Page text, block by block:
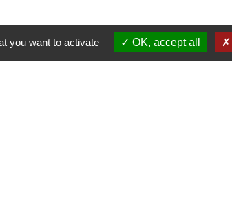
you want to activate OK, accept all